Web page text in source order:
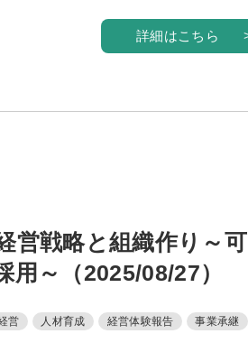
詳細はこちら
営戦略と組織作り～可
用～（2025/08/27）
営 人材育成 経営体験報告 事業承継